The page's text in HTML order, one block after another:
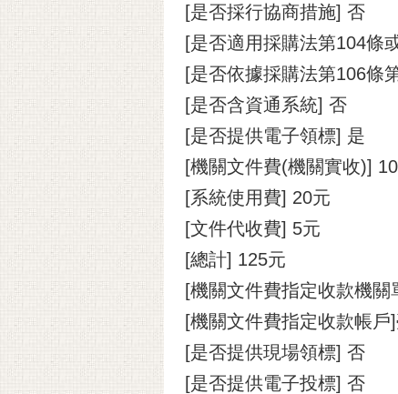
[是否採行協商措施] 否
[是否適用採購法第104條
[是否依據採購法第106條
[是否含資通系統] 否
[是否提供電子領標] 是
[機關文件費(機關實收)]
[系統使用費] 20元
[文件代收費] 5元
[總計] 125元
[機關文件費指定收款機
[機關文件費指定收款帳
[是否提供現場領標] 否
[是否提供電子投標] 否